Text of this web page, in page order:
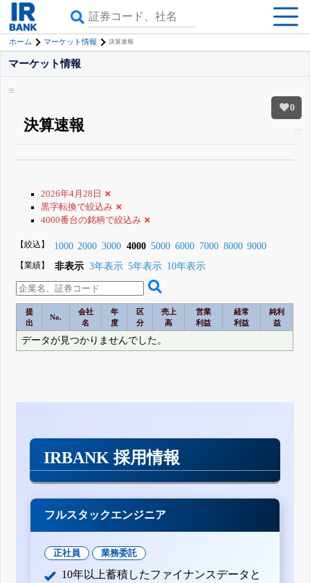
ホーム マーケット情報 決算速報
0
マーケット情報
決算速報
登録すると永久30%OFFと米株版の先行利用も付きます
2026年4月28日
黒字転換で絞込み
4000番台の銘柄で絞込み
【絞込】 1000 2000 3000 4000 5000 6000 7000 8000 9000
【業績】 非表示 3年表示 5年表示 10年表示
提
出
No.
会社
名
年
度
区
分
売上
高
営業
利益
経常
利益
純利
益
データが見つかりませんでした。
IRBANK 採用情報
フルスタックエンジニア
正社員 業務委託
10年以上蓄積したファイナンスデータと